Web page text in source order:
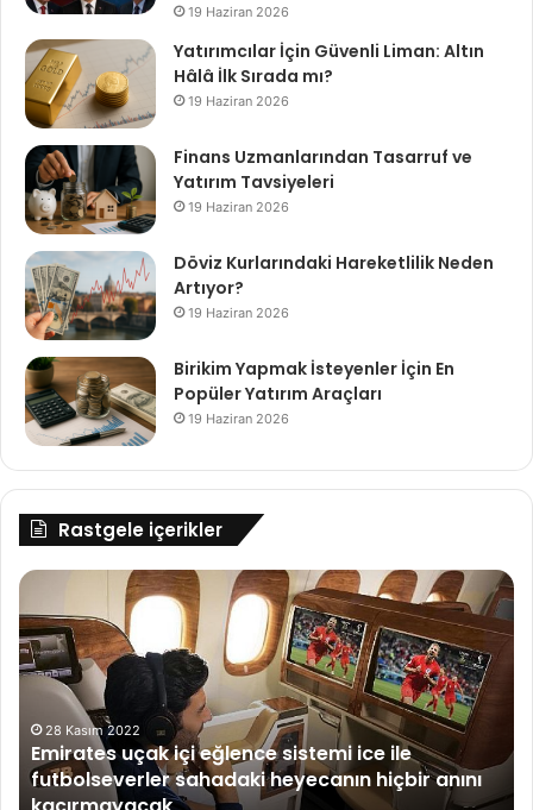
19 Haziran 2026
Yatırımcılar İçin Güvenli Liman: Altın
Hâlâ İlk Sırada mı?
19 Haziran 2026
Finans Uzmanlarından Tasarruf ve
Yatırım Tavsiyeleri
19 Haziran 2026
Döviz Kurlarındaki Hareketlilik Neden
Artıyor?
19 Haziran 2026
Birikim Yapmak İsteyenler İçin En
Popüler Yatırım Araçları
19 Haziran 2026
Rastgele içerikler
Emirates
içi
eğlence
sistemi
ile
futbolseverler
sahadaki
heyecanın
28 Kasım 2022
Emirates uçak içi eğlence sistemi ice ile
futbolseverler sahadaki heyecanın hiçbir anını
Bal